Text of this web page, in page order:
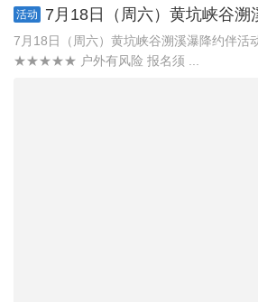
活动 7月18日（周六）黄坑峡谷溯
7月18日（周六）黄坑峡谷溯溪瀑降约
★★★★★ 户外有风险 报名须 ...